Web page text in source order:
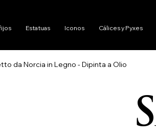
da Norcia in Legno - Dipinta a Olio
Estatuas Iconos Cálices y Pyxes